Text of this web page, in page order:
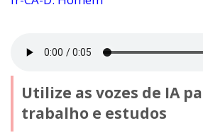
Utilize as vozes de IA
trabalho e estudos